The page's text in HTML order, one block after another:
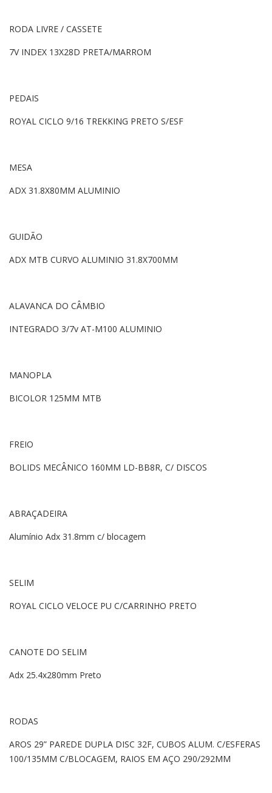
RODA LIVRE / CASSETE
7V INDEX 13X28D PRETA/MARROM
PEDAIS
ROYAL CICLO 9/16 TREKKING PRETO S/ESF
MESA
ADX 31.8X80MM ALUMINIO
GUIDÃO
ADX MTB CURVO ALUMINIO 31.8X700MM
ALAVANCA DO CÂMBIO
INTEGRADO 3/7v AT-M100 ALUMINIO
MANOPLA
BICOLOR 125MM MTB
FREIO
BOLIDS MECÂNICO 160MM LD-BB8R, C/ DISCOS
ABRAÇADEIRA
Alumínio Adx 31.8mm c/ blocagem
SELIM
ROYAL CICLO VELOCE PU C/CARRINHO PRETO
CANOTE DO SELIM
Adx 25.4x280mm Preto
RODAS
AROS 29” PAREDE DUPLA DISC 32F, CUBOS ALUM. C/ESFERAS
100/135MM C/BLOCAGEM, RAIOS EM AÇO 290/292MM